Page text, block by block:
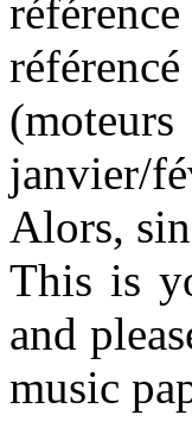
janvier/
Alors,
This is
and
music